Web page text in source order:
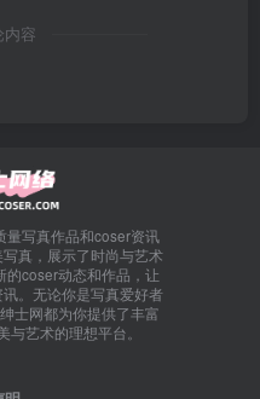
内容
量写真作品和coser资讯
真，展示了时尚与艺术
的coser动态和作品，让
。无论你是写真爱好者
士网都为你提供了丰富
与艺术的理想平台。